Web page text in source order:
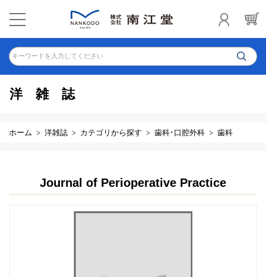
キーワードを入力してください
洋雑誌
ホーム 洋雑誌 カテゴリから探す 歯科･口腔外科 歯科
Journal of Perioperative Practice